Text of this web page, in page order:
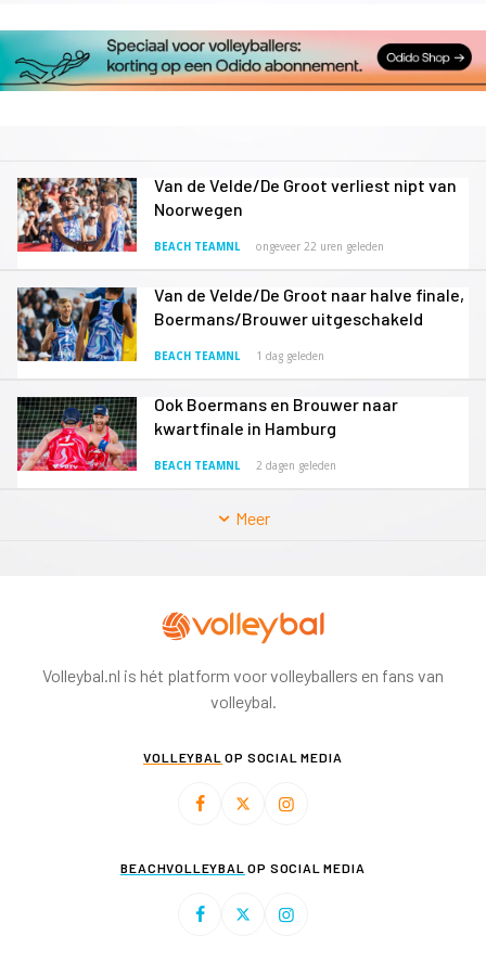
Van de Velde/De Groot verliest nipt van
Noorwegen
BEACH TEAMNL ongeveer 22 uren geleden
Van de Velde/De Groot naar halve finale,
Boermans/Brouwer uitgeschakeld
BEACH TEAMNL 1 dag geleden
Ook Boermans en Brouwer naar
kwartfinale in Hamburg
BEACH TEAMNL 2 dagen geleden
Meer
Volleybal.nl is hét platform voor volleyballers en fans van
volleybal.
VOLLEYBAL OP SOCIAL MEDIA
BEACHVOLLEYBAL OP SOCIAL MEDIA